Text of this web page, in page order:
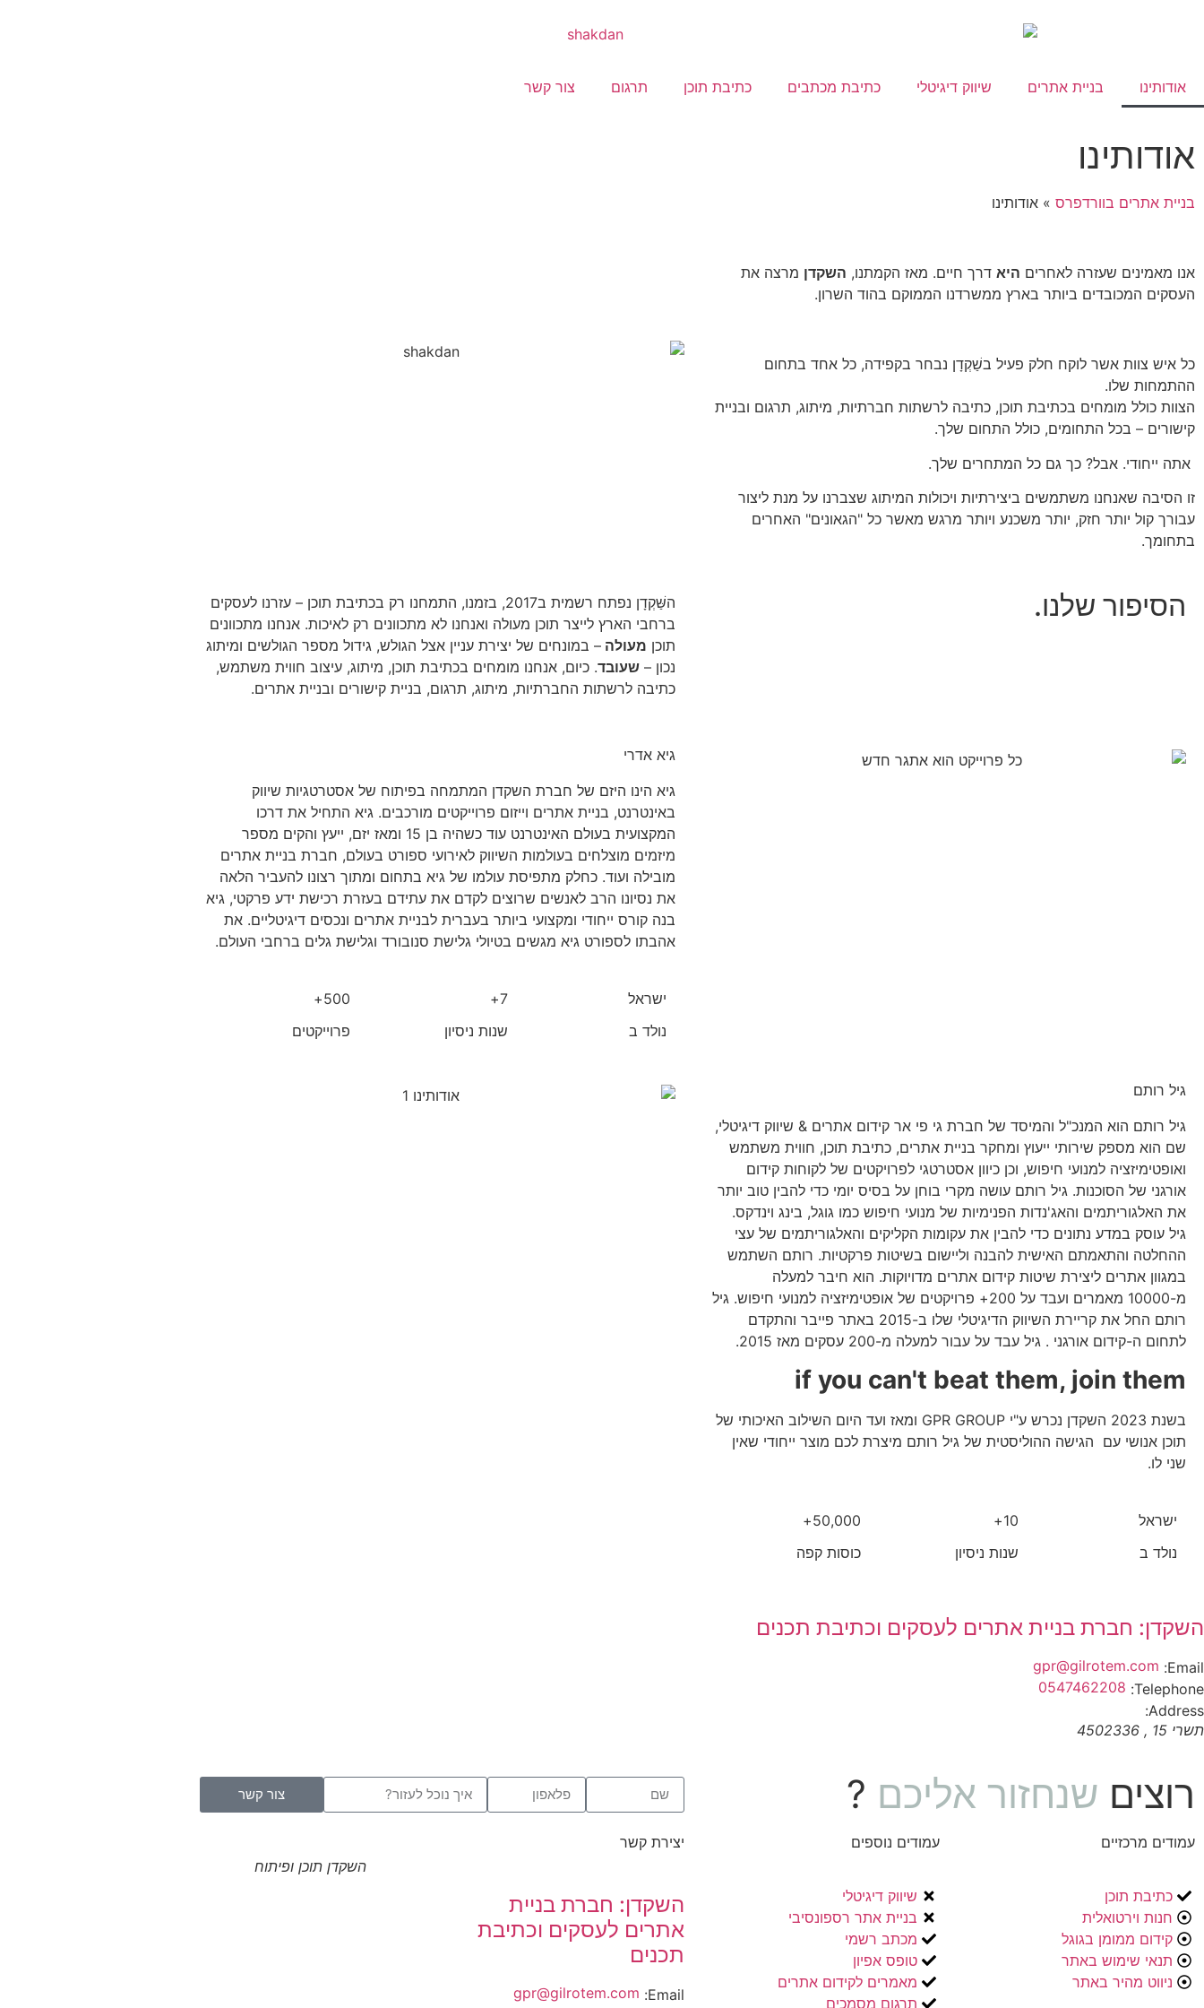
אודותינו בניית אתרים שיווק דיגיטלי כתיבת מכתבים כתיבת תוכן תרגום צור קשר
אודותינו
בניית אתרים בוורדפרס » אודותינו
אנו מאמינים שעזרה לאחרים היא דרך חיים. מאז הקמתנו, השקדן מרצה את
העסקים המכובדים ביותר בארץ ממשרדנו הממוקם בהוד השרון.
כל איש צוות אשר לוקח חלק פעיל בשַׁקְדָן נבחר בקפידה, כל אחד בתחום
ההתמחות שלו.
הצוות כולל מומחים בכתיבת תוכן, כתיבה לרשתות חברתיות, מיתוג, תרגום ובניית
קישורים – בכל התחומים, כולל התחום שלך.
אתה ייחודי. אבל? כך גם כל המתחרים שלך.
זו הסיבה שאנחנו משתמשים ביצירתיות ויכולות המיתוג שצברנו על מנת ליצור
עבורך קול יותר חזק, יותר משכנע ויותר מרגש מאשר כל "הגאונים" האחרים
בתחומך.
הסיפור שלנו.
השַּׁקְדָן נפתח רשמית ב2017, בזמנו, התמחנו רק בכתיבת תוכן – עזרנו לעסקים
ברחבי הארץ לייצר תוכן מעולה ואנחנו לא מתכוונים רק לאיכות. אנחנו מתכוונים
תוכן מעולה – במונחים של יצירת עניין אצל הגולש, גידול מספר הגולשים ומיתוג
נכון – שעובד. כיום, אנחנו מומחים בכתיבת תוכן, מיתוג, עיצוב חווית משתמש,
כתיבה לרשתות החברתיות, מיתוג, תרגום, בניית קישורים ובניית אתרים.
גיא אדרי
גיא הינו היזם של חברת השקדן המתמחה בפיתוח של אסטרטגיות שיווק
באינטרנט, בניית אתרים וייזום פרוייקטים מורכבים. גיא התחיל את דרכו
המקצועית בעולם האינטרנט עוד כשהיה בן 15 ומאז יזם, ייעץ והקים מספר
מיזמים מוצלחים בעולמות השיווק לאירועי ספורט בעולם, חברת בניית אתרים
מובילה ועוד. כחלק מתפיסת עולמו של גיא בתחום ומתוך רצונו להעביר הלאה
את נסיונו הרב לאנשים שרוצים לקדם את עתידם בעזרת רכישת ידע פרקטי, גיא
בנה קורס ייחודי ומקצועי ביותר בעברית לבניית אתרים ונכסים דיגיטליים. את
אהבתו לספורט גיא מגשים בטיולי גלישת סנובורד וגלישת גלים ברחבי העולם.
ישראל
נולד ב
7+
שנות ניסיון
500+
פרוייקטים
גיל רותם
גיל רותם הוא המנכ"ל והמיסד של חברת גי פי אר קידום אתרים & שיווק דיגיטלי,
שם הוא מספק שירותי ייעוץ ומחקר בניית אתרים, כתיבת תוכן, חווית משתמש
ואופטימיזציה למנועי חיפוש, וכן כיוון אסטרטגי לפרויקטים של לקוחות קידום
אורגני של הסוכנות. גיל רותם עושה מקרי בוחן על בסיס יומי כדי להבין טוב יותר
את האלגוריתמים והאג'נדות הפנימיות של מנועי חיפוש כמו גוגל, בינג וינדקס.
גיל עוסק במדע נתונים כדי להבין את עקומות הקליקים והאלגוריתמים של עצי
ההחלטה והתאמתם האישית להבנה וליישום בשיטות פרקטיות. רותם השתמש
במגוון אתרים ליצירת שיטות קידום אתרים מדויוקות. הוא חיבר למעלה
מ-10000 מאמרים ועבד על 200+ פרויקטים של אופטימיזציה למנועי חיפוש. גיל
רותם החל את קריירת השיווק הדיגיטלי שלו ב-2015 באתר פייבר והתקדם
לתחום ה-קידום אורגני . גיל עבד על עבור למעלה מ-200 עסקים מאז 2015.
if you can't beat them, join them
בשנת 2023 השקדן נכרש ע"י GPR GROUP ומאז ועד היום השילוב האיכותי של
תוכן אנושי עם הגישה ההוליסטית של גיל רותם מיצרת לכם מוצר ייחודי שאין
שני לו.
ישראל
נולד ב
10+
שנות ניסיון
50,000+
כוסות קפה
השקדן: חברת בניית אתרים לעסקים וכתיבת תכנים
Email:
gpr@gilrotem.com
Telephone:
0547462208
Address:
תשרי 15
,
4502336
רוצים שנחזור אליכם ? צור קשר
עמודים מרכזיים
כתיבת תוכן
חנות וירטואלית
קידום ממומן בגוגל
תנאי שימוש באתר
ניווט מהיר באתר
עמודים נוספים
שיווק דיגיטלי
בניית אתר רספונסיבי
מכתב רשמי
טופס אפיון
מאמרים לקידום אתרים
תרגום מסמכים
יצירת קשר
השקדן: חברת בניית
אתרים לעסקים וכתיבת
תכנים
Email:
gpr@gilrotem.com
השקדן תוכן ופיתוח